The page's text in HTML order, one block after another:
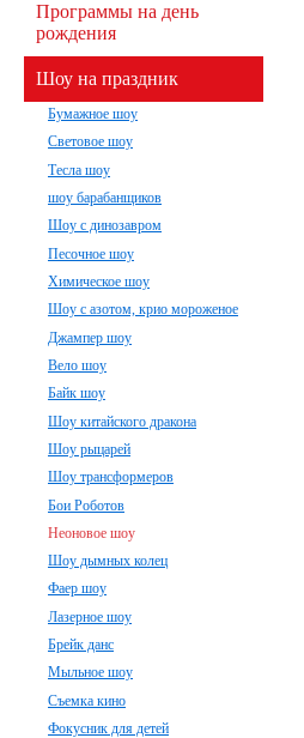
Программы на день
рождения
Шоу на праздник
Бумажное шоу
Световое шоу
Тесла шоу
шоу барабанщиков
Шоу с динозавром
Песочное шоу
Химическое шоу
Шоу с азотом, крио мороженое
Джампер шоу
Вело шоу
Байк шоу
Шоу китайского дракона
Шоу рыцарей
Шоу трансформеров
Бои Роботов
Неоновое шоу
Шоу дымных колец
Фаер шоу
Лазерное шоу
Брейк данс
Мыльное шоу
Съемка кино
Фокусник для детей